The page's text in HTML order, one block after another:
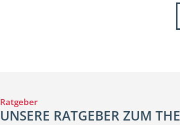
Ratgeber
UNSERE RATGEBER ZUM